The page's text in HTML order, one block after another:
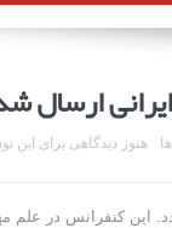
هنوز دیدگاهی برای این
این کنفرانس در